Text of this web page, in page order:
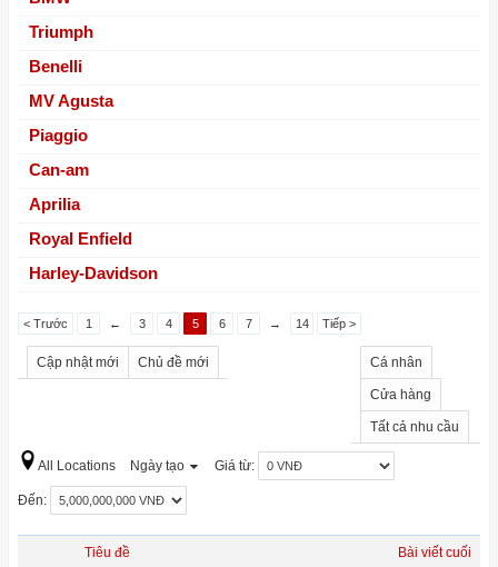
Triumph
Benelli
MV Agusta
Piaggio
Can-am
Aprilia
Royal Enfield
Harley-Davidson
< Trước 1 ← 3 4 5 6 7 → 14 Tiếp >
Cập nhật mới Chủ đề mới Cá nhân
Cửa hàng
Tất cả nhu cầu
All Locations Ngày tạo Giá từ:
Đến:
Tiêu đề Bài viết cuối